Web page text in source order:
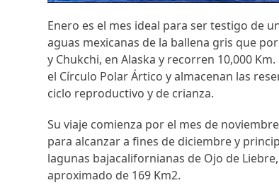
Enero es el mes ideal para ser testigo de
aguas mexicanas de la ballena gris que
y Chukchi, en Alaska y recorren 10,000
el Círculo Polar Ártico y almacenan las
ciclo reproductivo y de crianza.
Su viaje comienza por el mes de
para alcanzar a fines de diciembre y
lagunas bajacalifornianas de Ojo de
aproximado de 169 Km2.